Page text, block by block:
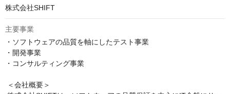
株式会社SHIFT
主要事業
・ソフトウェアの品質を軸にしたテスト事業
・開発事業
・コンサルティング事業